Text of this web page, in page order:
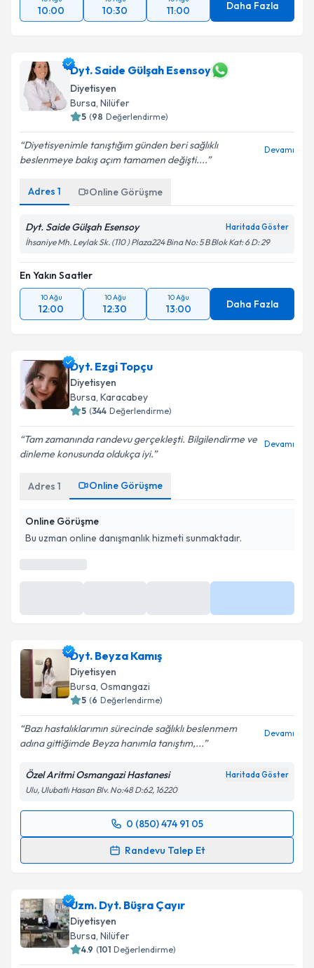
10:00 10:30 11:00 Daha Fazla
Dyt. Saide Gülşah Esensoy
Diyetisyen
Bursa, Nilüfer
5 (98 Değerlendirme)
Diyetisyenimle tanıştığım günden beri sağlıklı
beslenmeye bakış açım tamamen değişti....
Devamı
Adres 1 Online Görüşme
Dyt. Saide Gülşah Esensoy Haritada Göster
İhsaniye Mh. Leylak Sk. (110 ) Plaza224 Bina No: 5 B Blok Kat: 6 D: 29
En Yakın Saatler
10 Ağu
12:00
10 Ağu
12:30
10 Ağu
13:00 Daha Fazla
Dyt. Ezgi Topçu
Diyetisyen
Bursa, Karacabey
5 (344 Değerlendirme)
Tam zamanında randevu gerçekleşti. Bilgilendirme ve
dinleme konusunda oldukça iyi.
Devamı
Adres 1 Online Görüşme
Online Görüşme
Bu uzman online danışmanlık hizmeti sunmaktadır.
En Yakın Saatler
Dyt. Beyza Kamış
Diyetisyen
Bursa, Osmangazi
( Değerlendirme)
Bazı hastalıklarımın sürecinde sağlıklı beslenmem
adına gittiğimde Beyza hanımla tanıştım,...
Özel Aritmi Osmangazi Hastanesi
Ulu, Ulubatlı Hasan Blv. No:48 D:62, 16220
0 (850) 474 91 05
Randevu Talep Et
Randevu Takvimi Talebi
oluşturun. Size bu uzmandan randevu almanız için bir
takvim hazırlandığında e-posta ile bilgilendireceğiz.
E-posta Adresiniz
Uzm. Dyt. Büşra Çayır
Diyetisyen
Bursa, Nilüfer
( Değerlendirme)